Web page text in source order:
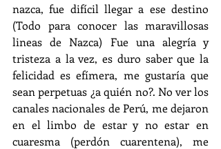
nazca, fue difícil llegar a ese destino
(Todo para conocer las maravillosas
lineas de Nazca) Fue una alegría y
tristeza a la vez, es duro saber que la
felicidad es efímera, me gustaría que
sean perpetuas ¿a quién no?. No ver los
canales nacionales de Perú, me dejaron
en el limbo de estar y no estar en
cuaresma (perdón cuarentena), me